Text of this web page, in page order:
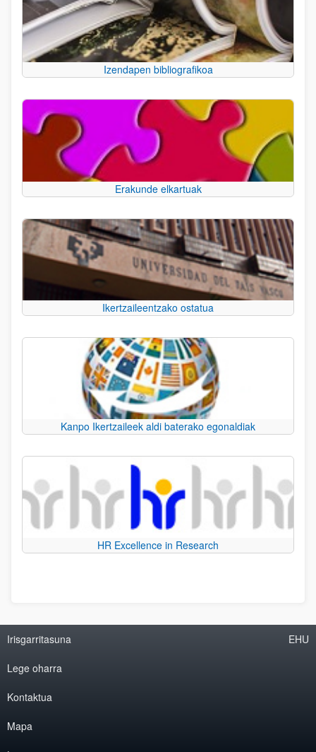
Izendapen bibliografikoa
Erakunde elkartuak
Ikertzaileentzako ostatua
Kanpo Ikertzaileek aldi baterako egonaldiak
HR Excellence in Research
Irisgarritasuna
Lege oharra
Kontaktua
Mapa
EHU